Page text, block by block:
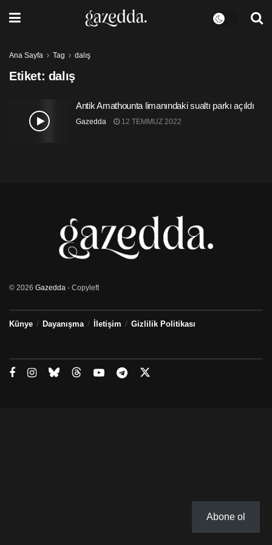
Ana Sayfa Tag dalış
Etiket: dalış
Antik Amathounta limanındaki sualtı parkı açıldı
Gazedda 12 TEMMUZ 2022
© 2026 Gazedda - Copyleft
Künye Dayanışma İletişim Gizlilik Politikası
Abone ol